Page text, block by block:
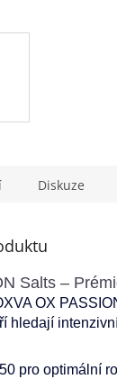
Diskuze
Salts –
OX
hledají
pro optimální